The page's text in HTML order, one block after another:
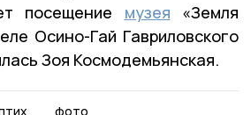
посещение музея «Земля
Осино-Гай Гавриловского
Зоя Космодемьянская.
фото